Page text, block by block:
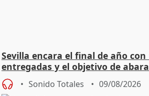
Sevilla encara el final de año con
entregadas y el objetivo de
Sonido Totales 09/08/2026